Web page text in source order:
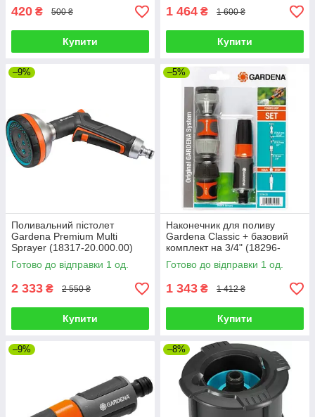
420 ₴ 500 ₴
Купити
1 464 ₴ 1 600 ₴
Купити
–9%
Поливальний пістолет
Gardena Premium Multi
Sprayer (18317-20.000.00)
Готово до відправки 1 од.
2 333 ₴ 2 550 ₴
Купити
–5%
Наконечник для поливу
Gardena Classic + базовий
комплект на 3/4" (18296-
20.000.00)
Готово до відправки 1 од.
1 343 ₴ 1 412 ₴
Купити
–9% –8%